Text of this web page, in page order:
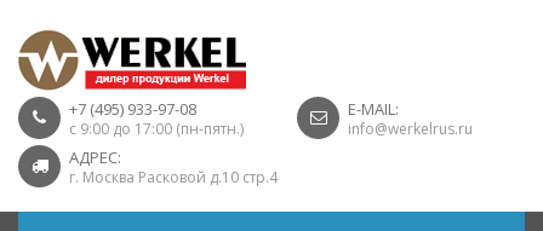
+7 (495) 933-97-08
с 9:00 до 17:00 (пн-пятн.)
E-MAIL:
info@werkelrus.ru
АДРЕС:
г. Москва Расковой д.10 стр.4